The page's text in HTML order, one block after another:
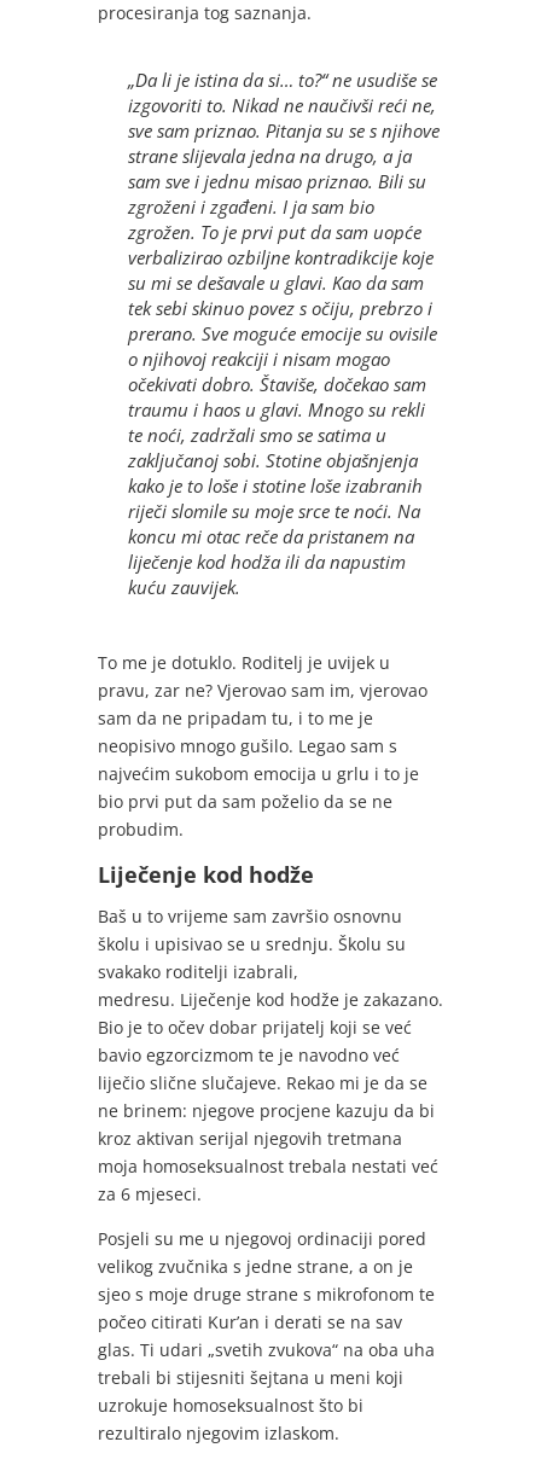
procesiranja tog saznanja.
„Da li je istina da si… to?“ ne usudiše se
izgovoriti to. Nikad ne naučivši reći ne,
sve sam priznao. Pitanja su se s njihove
strane slijevala jedna na drugo, a ja
sam sve i jednu misao priznao. Bili su
zgroženi i zgađeni. I ja sam bio
zgrožen. To je prvi put da sam uopće
verbalizirao ozbiljne kontradikcije koje
su mi se dešavale u glavi. Kao da sam
tek sebi skinuo povez s očiju, prebrzo i
prerano. Sve moguće emocije su ovisile
o njihovoj reakciji i nisam mogao
očekivati dobro. Štaviše, dočekao sam
traumu i haos u glavi. Mnogo su rekli
te noći, zadržali smo se satima u
zaključanoj sobi. Stotine objašnjenja
kako je to loše i stotine loše izabranih
riječi slomile su moje srce te noći. Na
koncu mi otac reče da pristanem na
liječenje kod hodža ili da napustim
kuću zauvijek.
To me je dotuklo. Roditelj je uvijek u
pravu, zar ne? Vjerovao sam im, vjerovao
sam da ne pripadam tu, i to me je
neopisivo mnogo gušilo. Legao sam s
najvećim sukobom emocija u grlu i to je
bio prvi put da sam poželio da se ne
probudim.
Liječenje kod hodže
Baš u to vrijeme sam završio osnovnu
školu i upisivao se u srednju. Školu su
svakako roditelji izabrali,
medresu. Liječenje kod hodže je zakazano.
Bio je to očev dobar prijatelj koji se već
bavio egzorcizmom te je navodno već
liječio slične slučajeve. Rekao mi je da se
ne brinem: njegove procjene kazuju da bi
kroz aktivan serijal njegovih tretmana
moja homoseksualnost trebala nestati već
za 6 mjeseci.
Posjeli su me u njegovoj ordinaciji pored
velikog zvučnika s jedne strane, a on je
sjeo s moje druge strane s mikrofonom te
počeo citirati Kur’an i derati se na sav
glas. Ti udari „svetih zvukova“ na oba uha
trebali bi stijesniti šejtana u meni koji
uzrokuje homoseksualnost što bi
rezultiralo njegovim izlaskom.